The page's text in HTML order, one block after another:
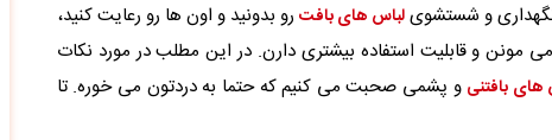
و شستشویلباس های بافت رو بدونید و اون ها رو رعایت کنید،
مونن و قابلیت استفاده بیشتری دارن. در این مطلب در مورد نکات
بافتنی و پشمی صحبت می کنیم که حتما به دردتون می خوره. تا